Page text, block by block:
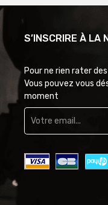
S’INSCRIRE À LA
Pour ne rien rater
Vous pouvez vous
moment